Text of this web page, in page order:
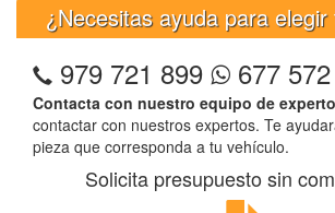
¿Necesitas ayuda para
979 721 899 677
Contacta con nuestro equipo de
contactar con nuestros expertos. Te
pieza que corresponda a tu vehículo.
Solicita presupuesto sin